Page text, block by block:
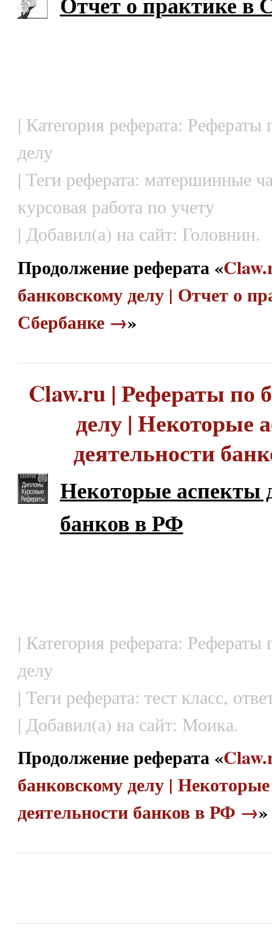
| Категория реферата: Рефераты
делу
| Теги реферата: матершинные
курсовая работа по учету
| Добавил(а) на сайт: Головнин.
Продолжение реферата «
банковскому делу | Отчет о
Сбербанке →»
Claw.ru | Рефераты по
делу | Некоторые
деятельности
Некоторые аспекты
банков в РФ
| Категория реферата: Рефераты
делу
| Теги реферата: тест класс,
| Добавил(а) на сайт: Моика.
Продолжение реферата «
банковскому делу |
деятельности банков в РФ →»